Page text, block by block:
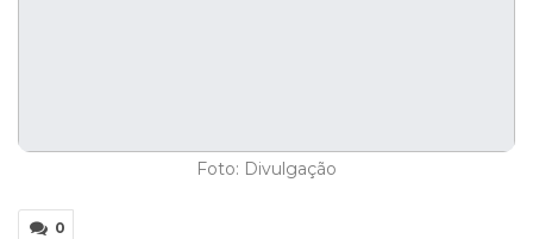
Foto: Divulgação
0